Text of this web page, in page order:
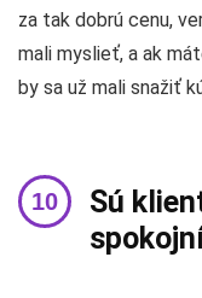
za tak dobrú cenu,
mali myslieť, a ak
by sa už mali snažiť
Sú